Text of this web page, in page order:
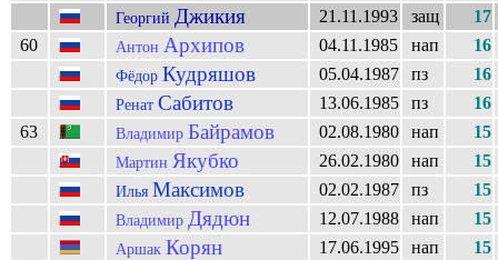
Георгий Джикия 21.11.1993 защ
17
60
Антон Архипов 04.11.1985 нап 16
Фёдор Кудряшов 05.04.1987 пз 16
Ренат Сабитов 13.06.1985 пз
16
63
Владимир Байрамов 02.08.1980 нап 15
Мартин Якубко 26.02.1980 нап 15
Илья Максимов 02.02.1987 пз 15
Владимир Дядюн 12.07.1988 нап 15
Аршак Корян 17.06.1995 нап 15